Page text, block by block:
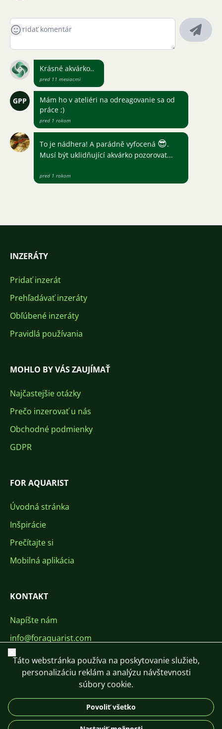
Krásné akvárko..
pred 11 mesiacmi
GPP
Mám ho v ateliéri na odreagovanie sa od
práce ;)
pred 1 rokom
To je nádhera! A parádně vyfocená 😎.
Musí být uklidňující akvárko pozorovat...
pred 1 rokom
INZERÁTY
Pridať inzerát
Prehľadávať inzeráty
Obľúbené inzeráty
Pravidlá používania
MOHLO BY VÁS ZAUJÍMAŤ
Najčastejšie otázky
Prečo inzerovať u nás
Obchodné podmienky
GDPR
FOR AQUARIST
Úvodná stránka
Inšpirácie
Prečítajte si
Mobilná aplikácia
KONTAKT
Napíšte nám
info@foraquarist.com
+420 603 449 602
DE
Zavrieť
Táto webstránka používa na poskytovanie služieb,
personalizáciu reklám a analýzu návštevnosti
súbory cookie.
Povoliť všetko